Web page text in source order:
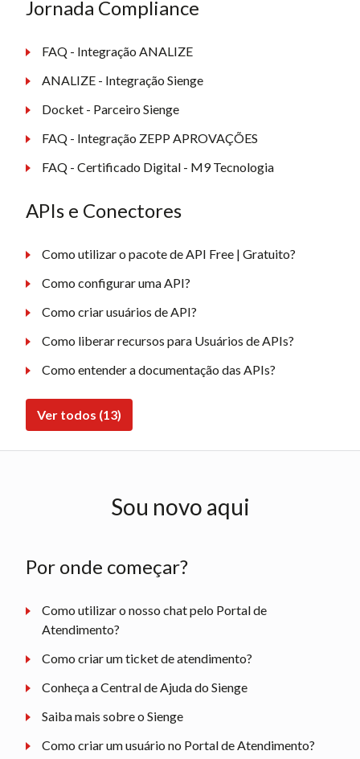
Jornada Compliance
FAQ - Integração ANALIZE
ANALIZE - Integração Sienge
Docket - Parceiro Sienge
FAQ - Integração ZEPP APROVAÇÕES
FAQ - Certificado Digital - M9 Tecnologia
APIs e Conectores
Como utilizar o pacote de API Free | Gratuito?
Como configurar uma API?
Como criar usuários de API?
Como liberar recursos para Usuários de APIs?
Como entender a documentação das APIs?
Ver todos (13)
Sou novo aqui
Por onde começar?
Como utilizar o nosso chat pelo Portal de
Atendimento?
Como criar um ticket de atendimento?
Conheça a Central de Ajuda do Sienge
Saiba mais sobre o Sienge
Como criar um usuário no Portal de Atendimento?